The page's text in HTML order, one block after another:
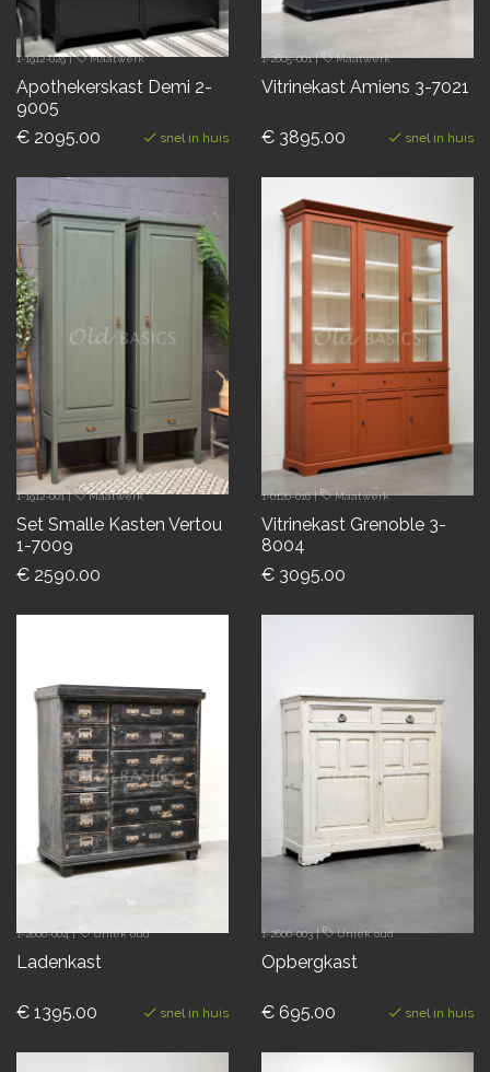
1-1912-029| Maatwerk
Apothekerskast Demi 2-
9005
€ 2095.00
snel in huis
1-2605-001| Maatwerk
Vitrinekast Amiens 3-7021
€ 3895.00 snel in huis
1-1912-001| Maatwerk
Set Smalle Kasten Vertou
1-7009
€ 2590.00
1-0126-016| Maatwerk
Vitrinekast Grenoble 3-
8004
€ 3095.00
1-2606-004| Uniek oud
Ladenkast
€ 1395.00 snel in huis
1-2606-003| Uniek oud
Opbergkast
€ 695.00 snel in huis